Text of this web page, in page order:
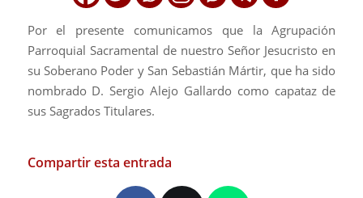
Por el presente comunicamos que la Agrupación
Parroquial Sacramental de nuestro Señor Jesucristo en
su Soberano Poder y San Sebastián Mártir, que ha sido
nombrado D. Sergio Alejo Gallardo como capataz de
sus Sagrados Titulares.
Compartir esta entrada